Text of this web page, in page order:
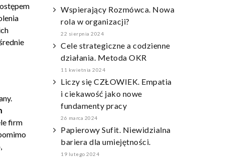
firm
Wspierający Rozmówca. Nowa
rola w organizacji?
22 sierpnia 2024
Cele strategiczne a codzienne
działania. Metoda OKR
11 kwietnia 2024
Liczy się CZŁOWIEK. Empatia
i ciekawość jako nowe
fundamenty pracy
26 marca 2024
Papierowy Sufit. Niewidzialna
bariera dla umiejętności.
19 lutego 2024